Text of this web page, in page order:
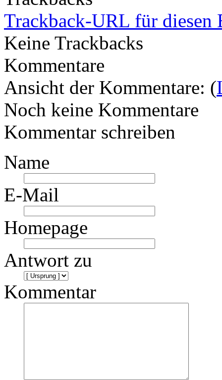
Trackback-URL für diesen
Keine Trackbacks
Kommentare
Ansicht der Kommentare: (
Noch keine Kommentare
Kommentar schreiben
Name
E-Mail
Homepage
Antwort zu
Kommentar